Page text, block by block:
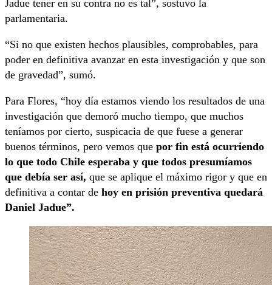
Jadue tener en su contra no es tal”, sostuvo la
parlamentaria.
“Si no que existen hechos plausibles, comprobables, para
poder en definitiva avanzar en esta investigación y que son
de gravedad”, sumó.
Para Flores, “hoy día estamos viendo los resultados de una
investigación que demoró mucho tiempo, que muchos
teníamos por cierto, suspicacia de que fuese a generar
buenos términos, pero vemos que por fin está ocurriendo
lo que todo Chile esperaba y que todos presumíamos
que debía ser así, que se aplique el máximo rigor y que en
definitiva a contar de hoy en prisión preventiva quedará
Daniel Jadue”.